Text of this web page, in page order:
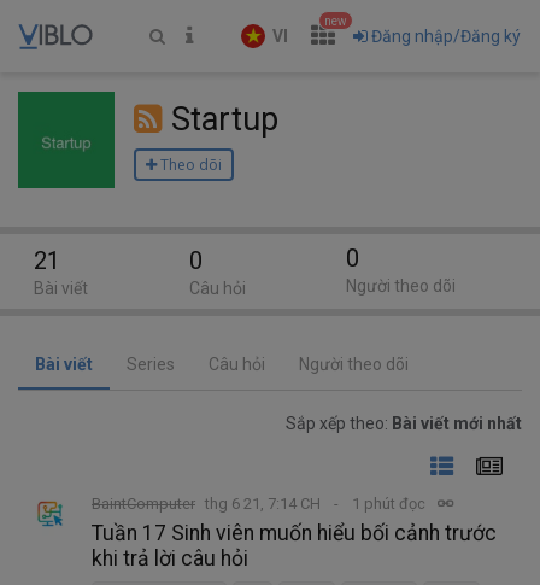
VI
new
Đăng nhập/Đăng ký
Startup
Theo dõi
Bài viết Series Câu hỏi Người theo dõi
Sắp xếp theo: Bài viết mới nhất
BaintComputer thg 6 21, 7:14 CH 1 phút đọc
Tuần 17 Sinh viên muốn hiểu bối cảnh trước
khi trả lời câu hỏi
21
Bài viết
0
Câu hỏi
0
Người theo dõi